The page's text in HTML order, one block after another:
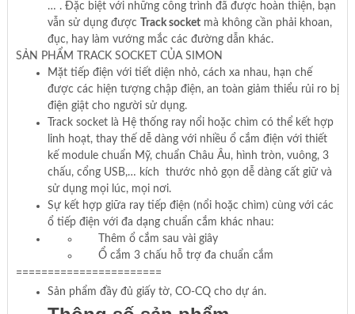
… . Đặc biệt với những công trình đã được hoàn thiện, bạn
vẫn sử dụng được
Track socketmà không cần phải khoan,
đục, hay làm vướng mắc các đường dẫn khác.
SẢN PHẨM TRACK SOCKET CỦA SIMON
Mặt tiếp điện với tiết diện nhỏ, cách xa nhau, hạn chế
được các hiện tượng chập điện, an toàn giảm thiểu rủi ro bị
điện giật cho người sử dụng.
Track socket là Hệ thống ray nổi hoặc chìm có thể kết hợp
linh hoạt, thay thế dễ dàng với nhiều ổ cắm điện với thiết
kế module chuẩn Mỹ, chuẩn Châu Âu, hình tròn, vuông, 3
chấu, cổng USB,… kích thước nhỏ gọn dễ dàng cất giữ và
sử dụng mọi lúc, mọi nơi.
Sự kết hợp giữa ray tiếp điện (nổi hoặc chìm) cùng với các
ổ tiếp điện với đa dạng chuẩn cắm khác nhau:
Thêm ổ cắm sau vài giây
Ổ cắm 3 chấu hỗ trợ đa chuẩn cắm
=======================
Sản phẩm đầy đủ giấy tờ, CO-CQ cho dự án.